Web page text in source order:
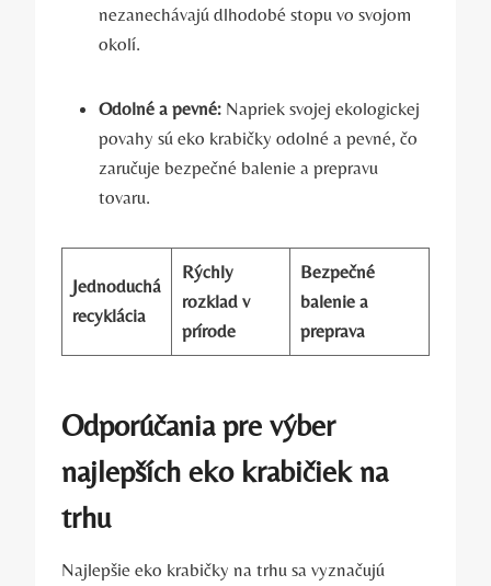
nezanechávajú dlhodobé stopu vo svojom
okolí.
Odolné a pevné: Napriek svojej ekologickej
povahy sú eko krabičky odolné a pevné, čo
zaručuje bezpečné balenie a prepravu
tovaru.
Jednoduchá
recyklácia
Rýchly
rozklad v
prírode
Bezpečné
balenie a
preprava
Odporúčania pre výber
najlepších eko krabičiek na
trhu
Najlepšie eko krabičky na trhu sa vyznačujú